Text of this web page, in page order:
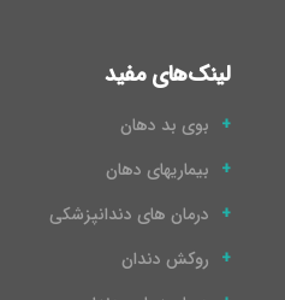
لینک‌های مفید
بوی بد دهان
بیماریهای دهان
درمان های دندانپزشکی
روکش دندان